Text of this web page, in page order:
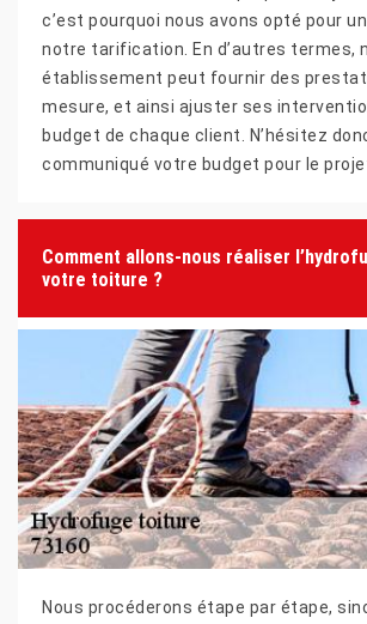
c’est pourquoi nous avons opté pour
notre tarification. En d’autres termes,
établissement peut fournir des
mesure, et ainsi ajuster ses
budget de chaque client. N’hésitez
communiqué votre budget pour le
Comment allons-nous réaliser
votre toiture ?
Nous procéderons étape par étape,